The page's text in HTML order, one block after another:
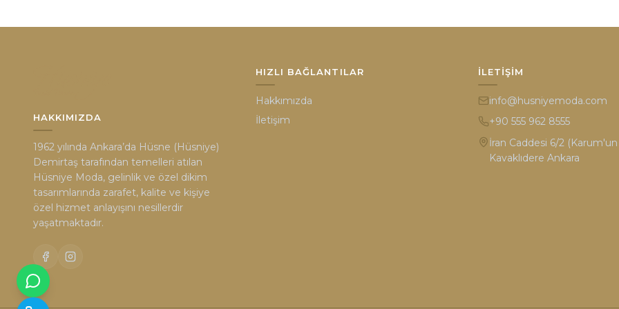
HAKKIMIZDA
1962 yılında Ankara’da Hüsne (Hüsniye)
Demirtaş tarafından temelleri atılan
Hüsniye Moda, gelinlik ve özel dikim
tasarımlarında zarafet, kalite ve kişiye
özel hizmet anlayışını nesillerdir
yaşatmaktadır.
HIZLI BAĞLANTILAR
Hakkımızda
İletişim
İLETIŞIM
info@husniyemoda.com
+90 555 962 8555
İran Caddesi 6/2 (Karum'un
Kavaklıdere Ankara